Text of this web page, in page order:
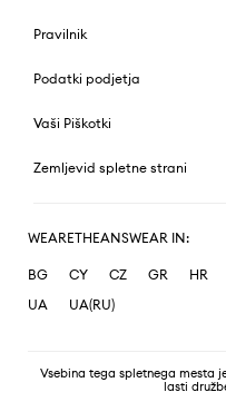
Pravilnik
Podatki podjetja
Vaši Piškotki
Zemljevid spletne strani
WEARETHEANSWEAR IN:
BG CY CZ GR HR
UA
UA(RU)
Vsebina tega spletnega mesta
lasti